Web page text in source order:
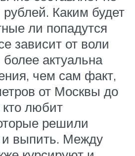
Каким будет
ли попадутся
зависит от воли
актуальна
чем сам факт,
от Москвы до
любит
решили
и выпить. Между